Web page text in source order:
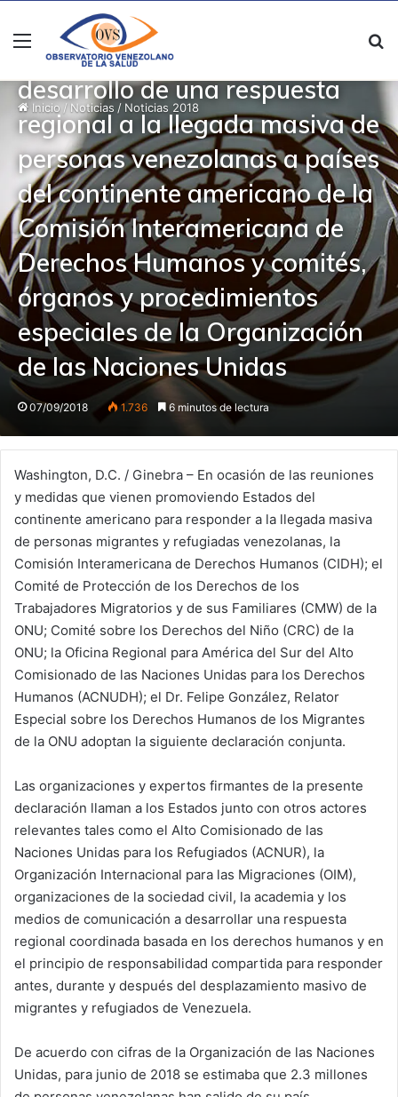
Menú
Inicio / Noticias / Noticias 2018
Noticias 2018
Declaración conjunta para el
desarrollo de una respuesta
regional a la llegada masiva de
personas venezolanas a países
del continente americano de la
Comisión Interamericana de
Derechos Humanos y comités,
órganos y procedimientos
especiales de la Organización
de las Naciones Unidas
07/09/2018 1.736 6 minutos de lectura
Washington, D.C. / Ginebra – En ocasión de las reuniones
y medidas que vienen promoviendo Estados del
continente americano para responder a la llegada masiva
de personas migrantes y refugiadas venezolanas, la
Comisión Interamericana de Derechos Humanos (CIDH); el
Comité de Protección de los Derechos de los
Trabajadores Migratorios y de sus Familiares (CMW) de la
ONU; Comité sobre los Derechos del Niño (CRC) de la
ONU; la Oficina Regional para América del Sur del Alto
Comisionado de las Naciones Unidas para los Derechos
Humanos (ACNUDH); el Dr. Felipe González, Relator
Especial sobre los Derechos Humanos de los Migrantes
de la ONU adoptan la siguiente declaración conjunta.
Las organizaciones y expertos firmantes de la presente
declaración llaman a los Estados junto con otros actores
relevantes tales como el Alto Comisionado de las
Naciones Unidas para los Refugiados (ACNUR), la
Organización Internacional para las Migraciones (OIM),
organizaciones de la sociedad civil, la academia y los
medios de comunicación a desarrollar una respuesta
regional coordinada basada en los derechos humanos y en
el principio de responsabilidad compartida para responder
antes, durante y después del desplazamiento masivo de
migrantes y refugiados de Venezuela.
De acuerdo con cifras de la Organización de las Naciones
Unidas, para junio de 2018 se estimaba que 2.3 millones